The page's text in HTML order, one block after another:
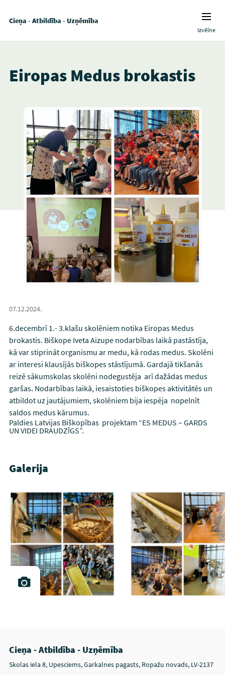
Cieņa - Atbildība - Uzņēmība
Izvēlne
Eiropas Medus brokastis
07.12.2024.
6.decembrī 1.- 3.klašu skolēniem notika Eiropas Medus
brokastis. Biškope Iveta Aizupe nodarbības laikā pastāstīja,
kā var stiprināt organismu ar medu, kā rodas medus. Skolēni
ar interesi klausījās biškopes stāstījumā. Gardajā tikšanās
reizē sākumskolas skolēni nodegustēja arī dažādas medus
garšas. Nodarbības laikā, iesaistoties biškopes aktivitātēs un
atbildot uz jautājumiem, skolēniem bija iespēja nopelnīt
saldos medus kārumus.
Paldies Latvijas Biškopības projektam “ES MEDUS – GARDS
UN VIDEI DRAUDZĪGS”.
Galerija
Cieņa - Atbildība - Uzņēmība
Skolas iela 8, Upesciems, Garkalnes pagasts, Ropažu novads, LV-2137